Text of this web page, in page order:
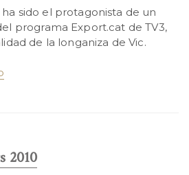
ha sido el protagonista de un
programa Export.cat de TV3,
de la longaniza de Vic.
2010